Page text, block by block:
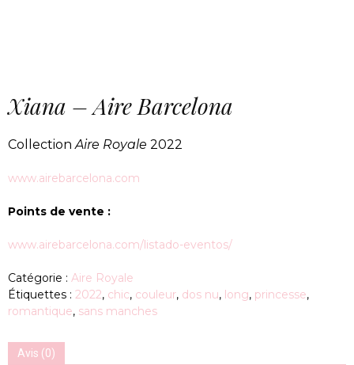
Xiana – Aire Barcelona
CollectionAire Royale 2022
www.airebarcelona.com
Points de vente :
www.airebarcelona.com/listado-eventos/
Catégorie : Aire Royale
Étiquettes : 2022, chic, couleur, dos nu, long, princesse,
romantique, sans manches
Avis (0)